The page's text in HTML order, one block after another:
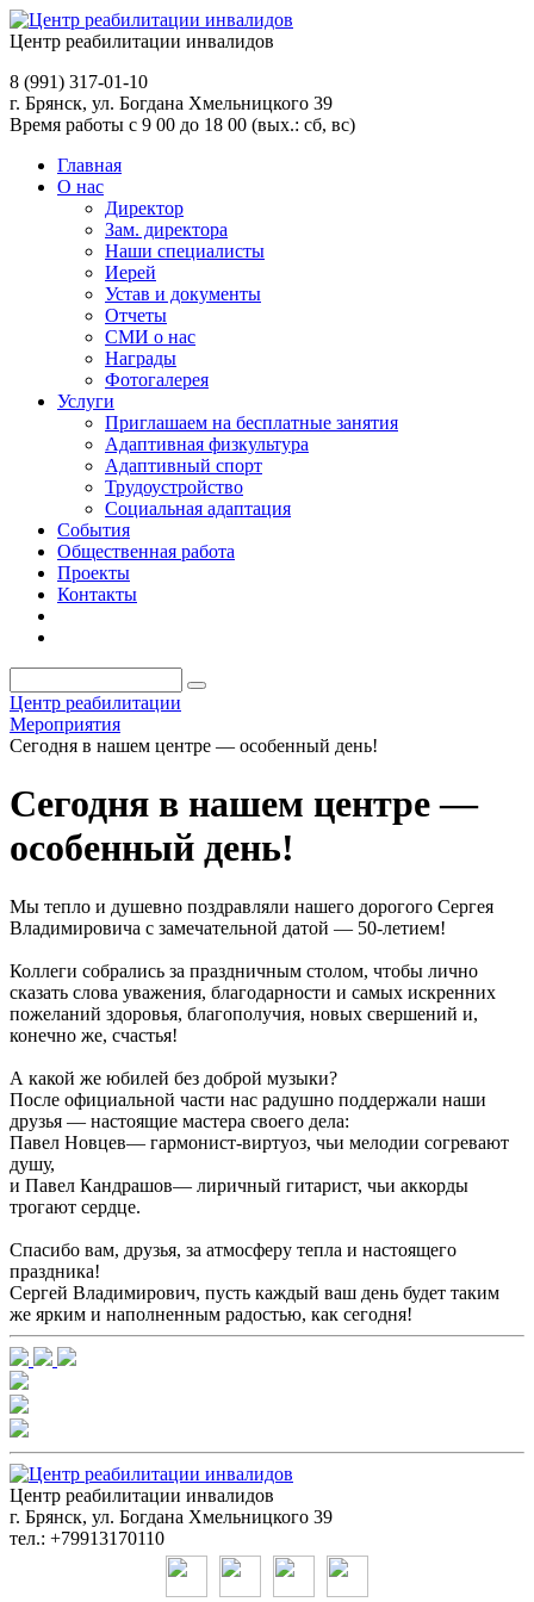
Центр реабилитации инвалидов
8 (991) 317-01-10
г. Брянск, ул. Богдана Хмельницкого 39
Время работы с 9 00 до 18 00 (вых.: сб, вс)
Главная
О нас
Директор
Зам. директора
Наши специалисты
Иерей
Устав и документы
Отчеты
СМИ о нас
Награды
Фотогалерея
Услуги
Приглашаем на бесплатные занятия
Адаптивная физкультура
Адаптивный спорт
Трудоустройство
Социальная адаптация
События
Общественная работа
Проекты
Контакты
Центр реабилитации
Мероприятия
Сегодня в нашем центре — особенный день!
Сегодня в нашем центре —
особенный день!
Мы тепло и душевно поздравляли нашего дорогого Сергея
Владимировича с замечательной датой — 50-летием!
Коллеги собрались за праздничным столом, чтобы лично
сказать слова уважения, благодарности и самых искренних
пожеланий здоровья, благополучия, новых свершений и,
конечно же, счастья!
А какой же юбилей без доброй музыки?
После официальной части нас радушно поддержали наши
друзья — настоящие мастера своего дела:
Павел Новцев— гармонист-виртуоз, чьи мелодии согревают
душу,
и Павел Кандрашов— лиричный гитарист, чьи аккорды
трогают сердце.
Спасибо вам, друзья, за атмосферу тепла и настоящего
праздника!
Сергей Владимирович, пусть каждый ваш день будет таким
же ярким и наполненным радостью, как сегодня!
Центр реабилитации инвалидов
г. Брянск, ул. Богдана Хмельницкого 39
тел.: +79913170110